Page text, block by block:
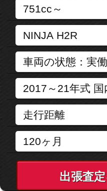
出張査